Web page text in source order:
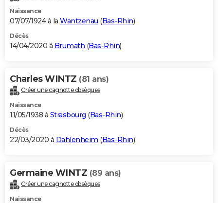
Naissance
07/07/1924 à la Wantzenau (Bas-Rhin)
Décès
14/04/2020 à Brumath (Bas-Rhin)
Charles WINTZ (81 ans)
Créer une cagnotte obsèques
Naissance
11/05/1938 à Strasbourg (Bas-Rhin)
Décès
22/03/2020 à Dahlenheim (Bas-Rhin)
Germaine WINTZ (89 ans)
Créer une cagnotte obsèques
Naissance